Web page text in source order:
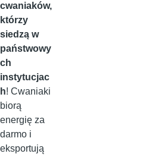
cwaniaków,
którzy
siedzą w
państwowy
ch
instytucjac
h! Cwaniaki
biorą
energię za
darmo i
eksportują